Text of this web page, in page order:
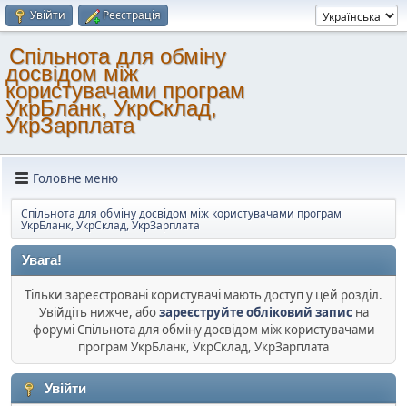
Увійти Реєстрація
Спільнота для обміну
досвідом між
користувачами програм
УкрБланк, УкрСклад,
УкрЗарплата
Головне меню
Спільнота для обміну досвідом між користувачами програм
УкрБланк, УкрСклад, УкрЗарплата
Увага!
Тільки зареєстровані користувачі мають доступ у цей розділ.
Увійдіть нижче, абозареєструйте обліковий записна
форумі Спільнота для обміну досвідом між користувачами
програм УкрБланк, УкрСклад, УкрЗарплата
Увійти